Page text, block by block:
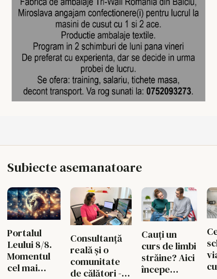
Subiecte asemanatoare
Portalul
Leului 8/8.
Momentul
cel mai
Consultanță
reală și o
comunitate
de călători -
Cauți un
curs de limbi
străine? Aici
începe